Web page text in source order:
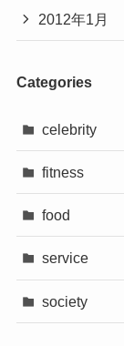
2012年1月
Categories
celebrity
fitness
food
service
society